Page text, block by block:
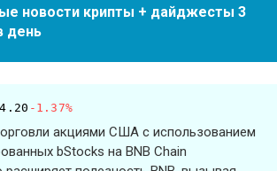
новости крипты + дайджесты 3
день
-1.37%
акциями США с использованием
bStocks на BNB Chain